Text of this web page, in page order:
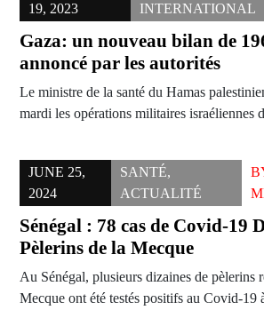
19, 2023
INTERNATIONAL
Gaza: un nouveau bilan de
annoncé par les autorités
Le ministre de la santé du Hamas
mardi les opérations militaires israéliennes
JUNE 25,
2024
SANTÉ,
ACTUALITÉ
Sénégal : 78 cas de Covid-19
Pèlerins de la Mecque
Au Sénégal, plusieurs dizaines de pèlerins
Mecque ont été testés positifs au Covid-